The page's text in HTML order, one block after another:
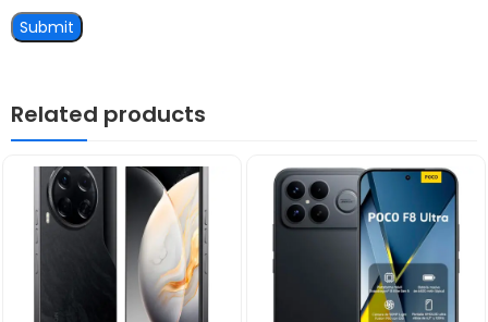
Related products